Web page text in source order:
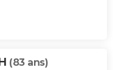
(83 ans)